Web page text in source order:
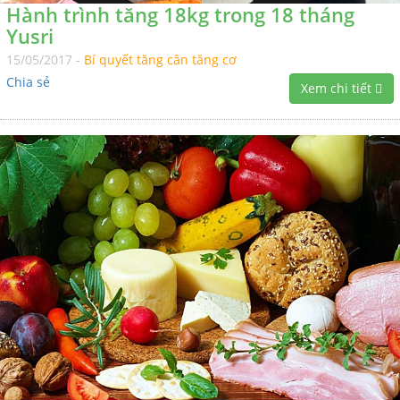
Hành trình tăng 18kg trong 18 tháng
Yusri
15/05/2017 - Bí quyết tăng cân tăng cơ
Xem chi tiết
Chia sẻ